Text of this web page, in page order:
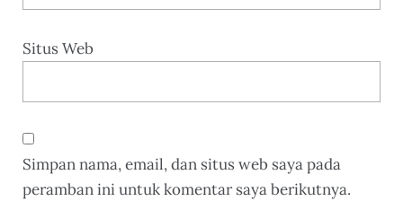
Situs Web
Simpan nama, email, dan situs web saya pada
peramban ini untuk komentar saya berikutnya.